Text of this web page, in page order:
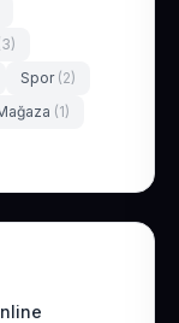
Spor (2)
(1)